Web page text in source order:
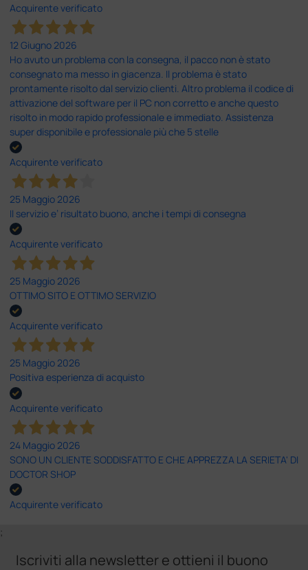
Acquirente verificato
12 Giugno 2026
Ho avuto un problema con la consegna, il pacco non è stato
consegnato ma messo in giacenza. Il problema è stato
prontamente risolto dal servizio clienti. Altro problema il codice di
attivazione del software per il PC non corretto e anche questo
risolto in modo rapido professionale e immediato. Assistenza
super disponibile e professionale più che 5 stelle
Acquirente verificato
25 Maggio 2026
Il servizio e’ risultato buono, anche i tempi di consegna
Acquirente verificato
25 Maggio 2026
OTTIMO SITO E OTTIMO SERVIZIO
Acquirente verificato
25 Maggio 2026
Positiva esperienza di acquisto
Acquirente verificato
24 Maggio 2026
SONO UN CLIENTE SODDISFATTO E CHE APPREZZA LA SERIETA' DI
DOCTOR SHOP
Acquirente verificato
;
Iscriviti alla newsletter e ottieni il buono